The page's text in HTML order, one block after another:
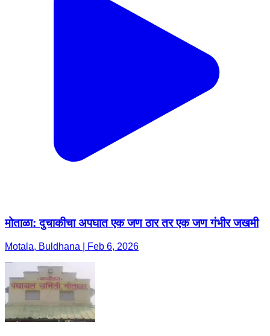
मोताळा: दुचाकीचा अपघात एक जण ठार तर एक जण गंभीर जखमी
Motala, Buldhana | Feb 6, 2026